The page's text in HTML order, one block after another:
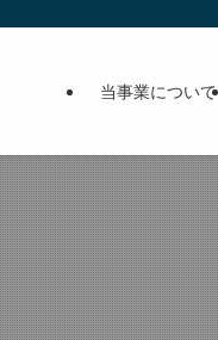
当事業について